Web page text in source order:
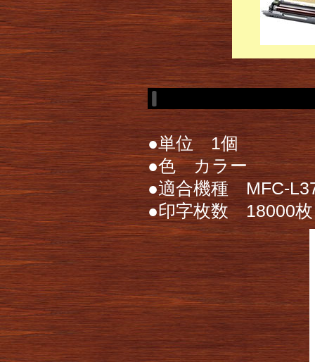
●単位 1個
●色 カラー
●適合機種 MFC-
●印字枚数 18000枚